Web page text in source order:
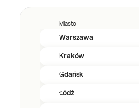
Miasto
Warszawa
Kraków
Gdańsk
Łódź